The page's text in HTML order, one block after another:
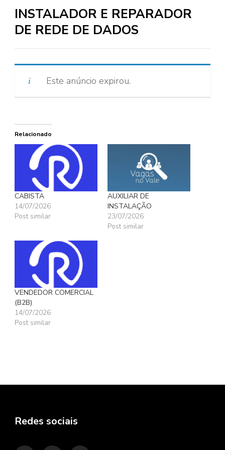
INSTALADOR E REPARADOR
DE REDE DE DADOS
Este anúncio expirou.
Relacionado
CABISTA
14/07/2026
Post similar
AUXILIAR DE
INSTALAÇÃO
23/07/2026
Post similar
VENDEDOR COMERCIAL
(B2B)
14/07/2026
Post similar
Redes sociais